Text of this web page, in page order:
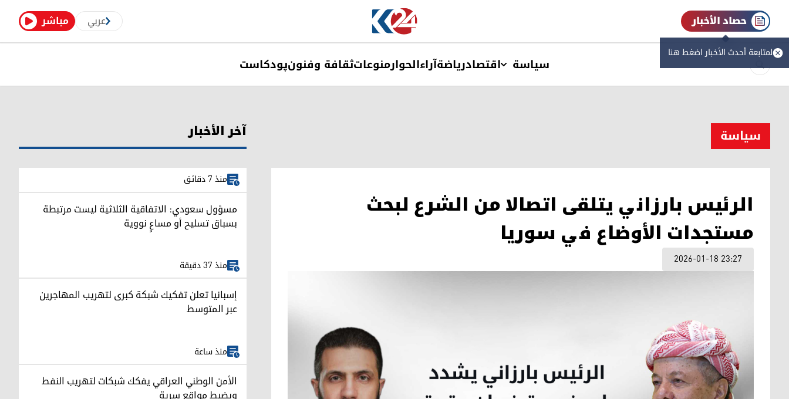
مباشر عربي حصاد الأخبار
لمتابعة أحدث الأخبار اضغط هنا
سیاسة اقتصادریاضةآراءالحوارمنوعاتثقافة وفنونپودکاست
سیاسة
الرئيس بارزاني يتلقى اتصالا من الشرع لبحث
مستجدات الأوضاع في سوريا
2026-01-18 23:27
آخر الأخبار
منذ 7 دقائق
مسؤول سعودي: الاتفاقية الثلاثية ليست مرتبطة
بسباق تسليح أو مساعٍ نووية
منذ 37 دقيقة
إسبانيا تعلن تفكيك شبكة كبرى لتهريب المهاجرين
عبر المتوسط
منذ ساعة
الأمن الوطني العراقي يفكك شبكات لتهريب النفط